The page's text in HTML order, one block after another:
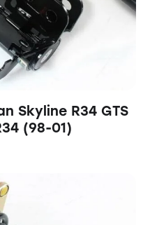
Skyline R34 GTS
(98-01)